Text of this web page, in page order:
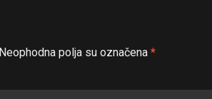
Neophodna polja su označena *